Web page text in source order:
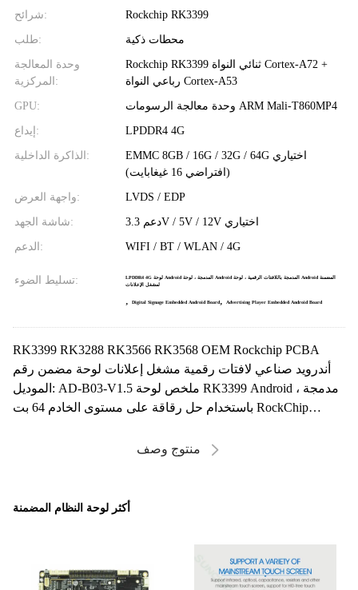
شرائح: Rockchip RK3399
طلب: محطات ذكية
وحدة المعالجة
المركزية:
Rockchip RK3399 ثنائي النواة Cortex-A72 +
رباعي النواة Cortex-A53
GPU: وحدة معالجة الرسومات ARM Mali-T860MP4
إيداع: LPDDR4 4G
الذاكرة الداخلية:
EMMC 8GB / 16G / 32G / 64G اختياري
(افتراضي 16 غيغابايت)
واجهة العرض: LVDS / EDP
شاشة الجهد: دعم 3.3V / 5V / 12V اختياري
الدعم: WIFI / BT / WLAN / 4G
تسليط الضوء:
LPDDR4 4G لوحة Android المدمجة ، لوحة Android المدمجة باللافتات الرقمية ، لوحة Android المضمنة
لمشغل الإعلانات
, Digital Signage Embedded Android Board, Advertising Player Embedded Android Board
RK3399 RK3288 RK3566 RK3568 OEM Rockchip PCBA
أندرويد صناعي لافتات رقمية مشغل إعلانات لوحة مضمن رقم
الموديل: AD-B03-V1.5 ملخص لوحة RK3399 Android مدمجة ،
باستخدام حل رقاقة على مستوى الخادم 64 بت RockChip
منتوج وصف
أكثر لوحة النظام المضمنة